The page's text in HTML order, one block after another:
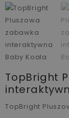
TopBright
TopBright